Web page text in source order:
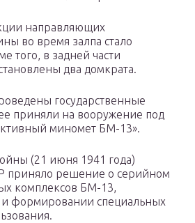
направляющих
во время залпа стало
того, в задней части
два домкрата.
государственные
приняли на вооружение под
миномет БМ-13».
(21 июня 1941 года)
приняло решение о серийном
комплексов БМ-13,
формировании специальных